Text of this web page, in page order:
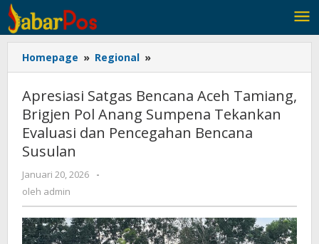
Lewati
ke
konten
Homepage » Regional »
Satgas
Aceh
Tamiang,
Brigjen
Evaluasi
dan
Pencegahan
Apresiasi Satgas Bencana Aceh Tamiang,
Brigjen Pol Anang Sumpena Tekankan
Evaluasi dan Pencegahan Bencana
Susulan
Januari 20, 2026
oleh
-
oleh admin